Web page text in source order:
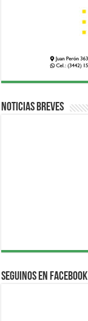
Noticias breves
Seguinos en Facebook